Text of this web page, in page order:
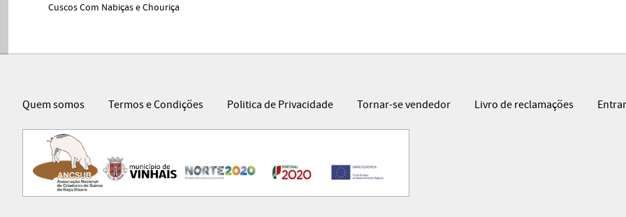
Cuscos Com Nabiças e Chouriça
Quem somos Termos e Condições Politica de Privacidade Tornar-se vendedor Livro de reclamações Entrar